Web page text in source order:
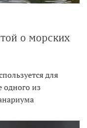
о морских
для
одного из